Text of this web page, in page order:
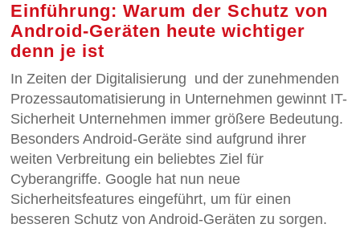
Einführung: Warum der Schutz von
Android-Geräten heute wichtiger
denn je ist
In Zeiten der Digitalisierung und der zunehmenden
Prozessautomatisierung in Unternehmen gewinnt IT-
Sicherheit Unternehmen immer größere Bedeutung.
Besonders Android-Geräte sind aufgrund ihrer
weiten Verbreitung ein beliebtes Ziel für
Cyberangriffe. Google hat nun neue
Sicherheitsfeatures eingeführt, um für einen
besseren Schutz von Android-Geräten zu sorgen.